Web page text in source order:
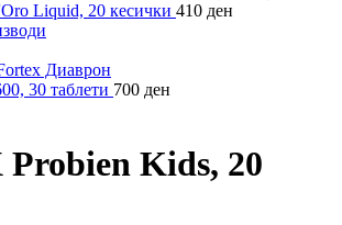
Liquid, 20 кесички 410 ден
30 таблети 700 ден
Kids, 20